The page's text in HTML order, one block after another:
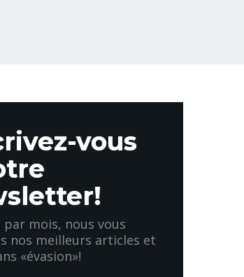
vous
par mois, nous vous
nos meilleurs articles et
«évasion»!